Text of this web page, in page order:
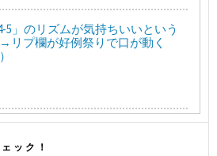
4-5」のリズムが気持ちいいという
リプ欄が好例祭りで口が動く
ック！